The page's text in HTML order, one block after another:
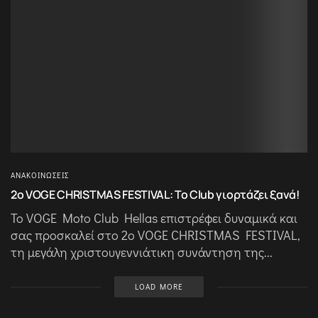
ΑΝΑΚΟΙΝΏΣΕΙΣ
2ο VOGE CHRISTMAS FESTIVAL: Το Club γιορτάζει ξανά!
Το VOGE Moto Club Hellas επιστρέφει δυναμικά και
σας προσκαλεί στο 2ο VOGE CHRISTMAS FESTIVAL,
τη μεγάλη χριστουγεννιάτικη συνάντηση της...
LOAD MORE